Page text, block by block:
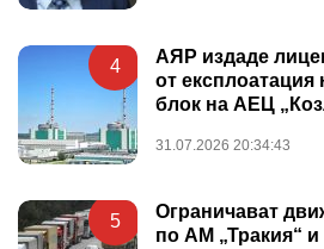
4
АЯР издаде
от експлоатация
блок на АЕЦ
31.07.2026 20:34:43
5
Ограничават
по АМ „Тракия“ и